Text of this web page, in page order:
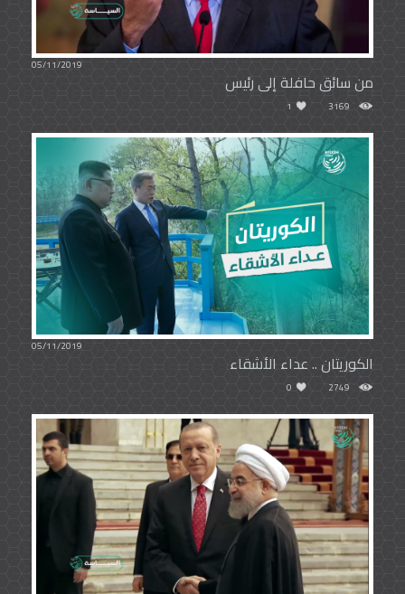
05/11/2019
من سائق حافلة إلى رئيس
3169
1
05/11/2019
الكوريتان .. عداء الأشقاء
2749
0